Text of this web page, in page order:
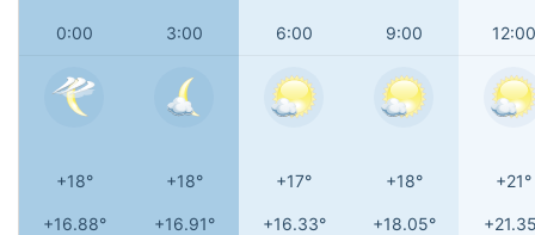
0:00 3:00 6:00 9:00 12:00
+18° +18° +17° +18° +21°
+16.88° +16.91° +16.33° +18.05°